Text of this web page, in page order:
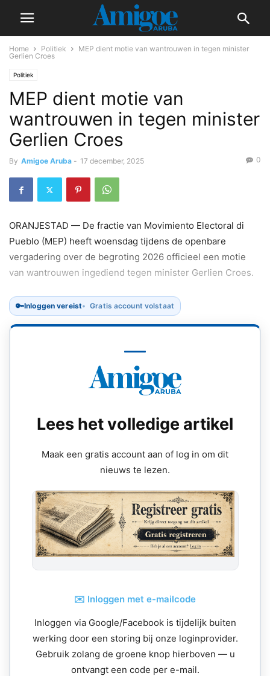
Home Politiek
MEP dient motie van wantrouwen in tegen minister
Gerlien Croes
Politiek
MEP dient motie van
wantrouwen in tegen minister
Gerlien Croes
By Amigoe Aruba - 17 december, 2025 0
ORANJESTAD — De fractie van Movimiento Electoral di
Pueblo (MEP) heeft woensdag tijdens de openbare
vergadering over de begroting 2026 officieel een motie
van wantrouwen ingediend tegen minister Gerlien Croes.
🔑Inloggen vereist Gratis account volstaat
Lees het volledige artikel
Maak een gratis account aan of log in om dit
nieuws te lezen.
✉️ Inloggen met e-mailcode
Inloggen via Google/Facebook is tijdelijk buiten
werking door een storing bij onze loginprovider.
Gebruik zolang de groene knop hierboven — u
ontvangt een code per e-mail.